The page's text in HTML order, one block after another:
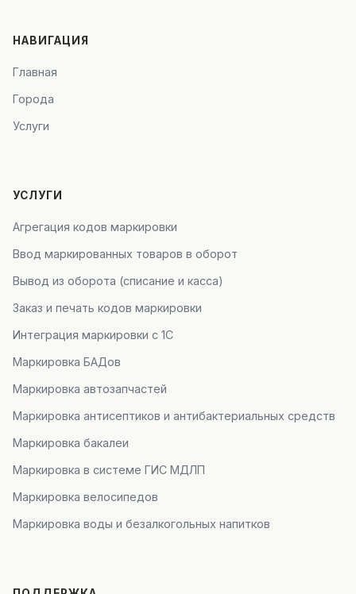
НАВИГАЦИЯ
Главная
Города
Услуги
УСЛУГИ
Агрегация кодов маркировки
Ввод маркированных товаров в оборот
Вывод из оборота (списание и касса)
Заказ и печать кодов маркировки
Интеграция маркировки с 1С
Маркировка БАДов
Маркировка автозапчастей
Маркировка антисептиков и антибактериальных средств
Маркировка бакалеи
Маркировка в системе ГИС МДЛП
Маркировка велосипедов
Маркировка воды и безалкогольных напитков